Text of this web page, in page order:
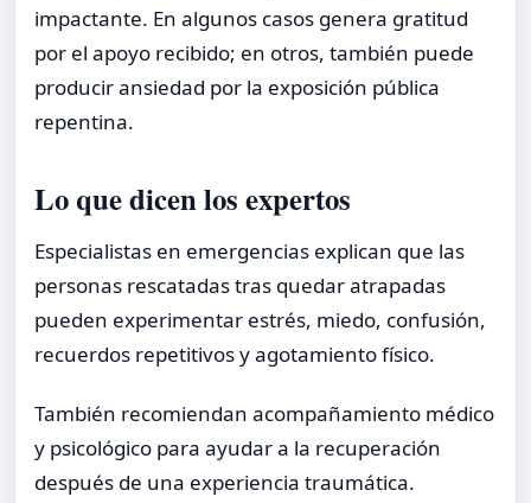
impactante. En algunos casos genera gratitud
por el apoyo recibido; en otros, también puede
producir ansiedad por la exposición pública
repentina.
Lo que dicen los expertos
Especialistas en emergencias explican que las
personas rescatadas tras quedar atrapadas
pueden experimentar estrés, miedo, confusión,
recuerdos repetitivos y agotamiento físico.
También recomiendan acompañamiento médico
y psicológico para ayudar a la recuperación
después de una experiencia traumática.